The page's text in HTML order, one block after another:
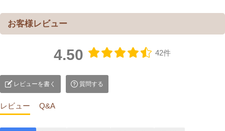
4.50 42件
レビューを書く 質問する
レビュー Q&A